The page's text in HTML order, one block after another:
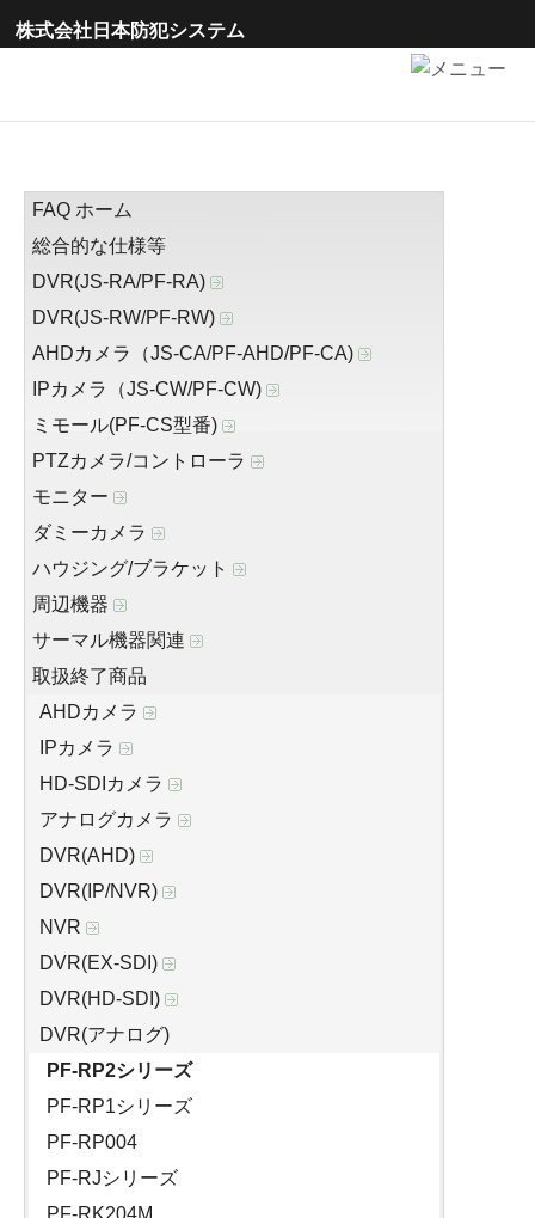
株式会社日本防犯システム
FAQ ホーム
総合的な仕様等
DVR(JS-RA/PF-RA)
DVR(JS-RW/PF-RW)
AHDカメラ（JS-CA/PF-AHD/PF-CA)
IPカメラ（JS-CW/PF-CW)
ミモール(PF-CS型番)
PTZカメラ/コントローラ
モニター
ダミーカメラ
ハウジング/ブラケット
周辺機器
サーマル機器関連
取扱終了商品
AHDカメラ
IPカメラ
HD-SDIカメラ
アナログカメラ
DVR(AHD)
DVR(IP/NVR)
NVR
DVR(EX-SDI)
DVR(HD-SDI)
DVR(アナログ)
PF-RP2シリーズ
PF-RP1シリーズ
PF-RP004
PF-RJシリーズ
PF-RK204M